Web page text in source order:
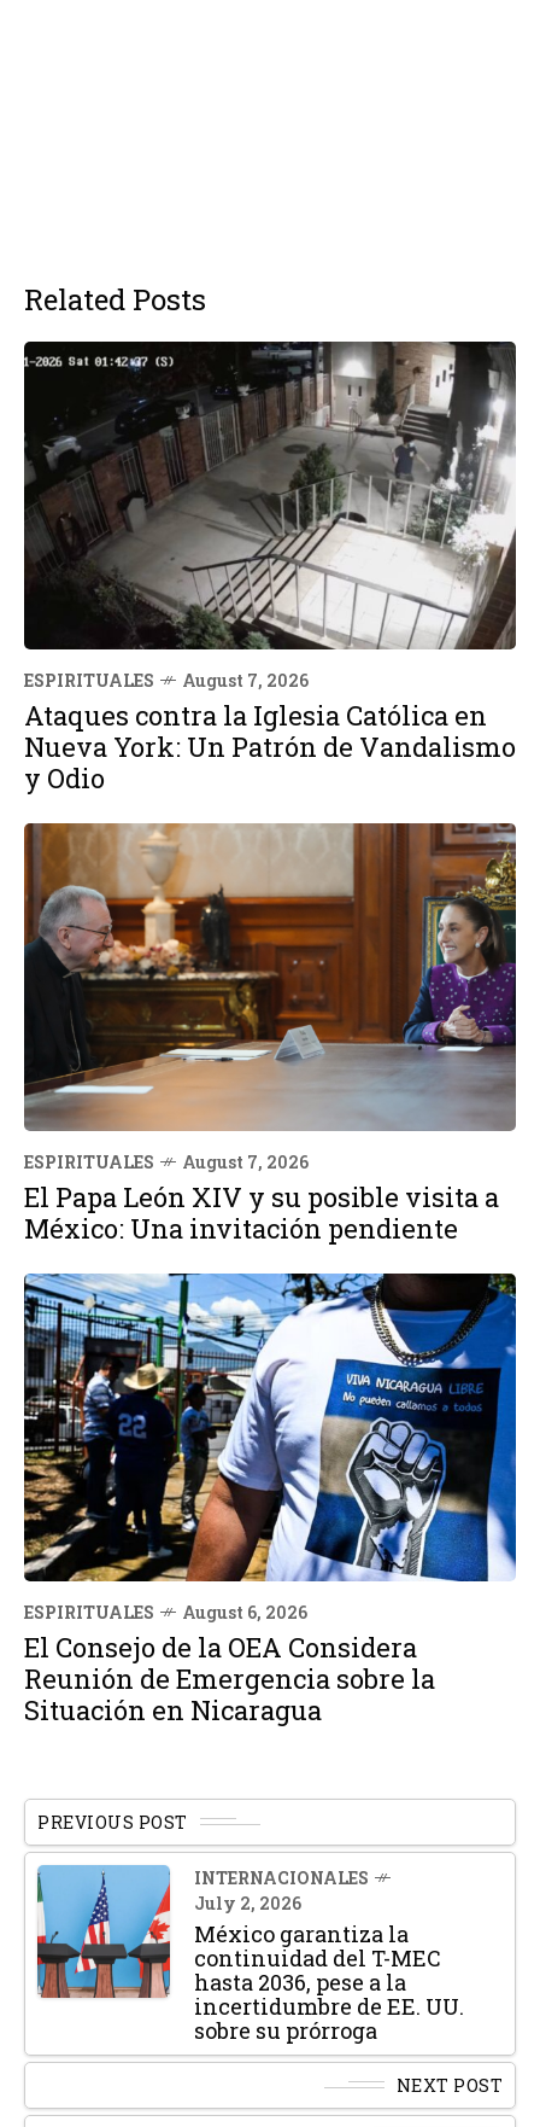
Related Posts
ESPIRITUALES August 7, 2026
Ataques contra la Iglesia Católica en
Nueva York: Un Patrón de Vandalismo
y Odio
ESPIRITUALES August 7, 2026
El Papa León XIV y su posible visita a
México: Una invitación pendiente
ESPIRITUALES August 6, 2026
El Consejo de la OEA Considera
Reunión de Emergencia sobre la
Situación en Nicaragua
PREVIOUS POST
INTERNACIONALES
July 2, 2026
México garantiza la
continuidad del T-MEC
hasta 2036, pese a la
incertidumbre de EE. UU.
sobre su prórroga
NEXT POST